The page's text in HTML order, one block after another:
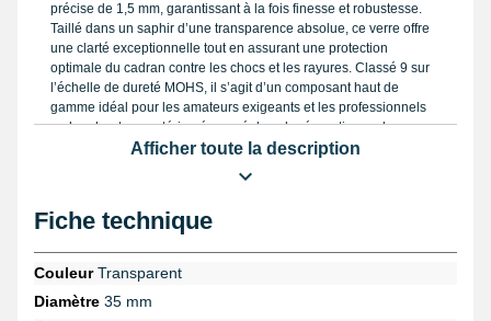
précise de 1,5 mm, garantissant à la fois finesse et robustesse.
Taillé dans un saphir d’une transparence absolue, ce verre offre
une clarté exceptionnelle tout en assurant une protection
optimale du cadran contre les chocs et les rayures. Classé 9 sur
l’échelle de dureté MOHS, il s’agit d’un composant haut de
gamme idéal pour les amateurs exigeants et les professionnels
recherchant un matériau éprouvé dans la réparation ou la
restauration de pièces horlogères précises.
Pour un usage adapté, notamment lors du remplacement d’un
contrôle rigoureux du diamètre est indispensable. Nous
risque d’erreur lors de la commande. Le montage est facilité si
l’on dispose d’outils adéquats, tels qu’une
Afficher toute la description
Fiche technique
CouleurTransparent
Diamètre 35 mm